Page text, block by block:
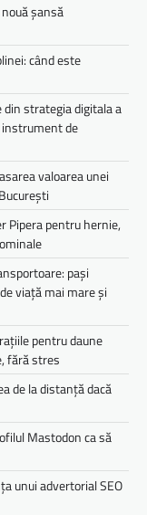
nouă șansă
când este
din strategia digitala a
instrument de
valoarea unei
Pipera pentru hernie,
pași
viață mai mare și
pentru daune
fără stres
de la distanță dacă
Mastodon ca să
unui advertorial SEO